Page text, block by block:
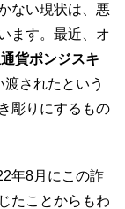
ない現状は、悪
ます。最近、オ
貨ポンジスキ
されたという
彫りにするもの
年8月にこの詐
たことからもわ